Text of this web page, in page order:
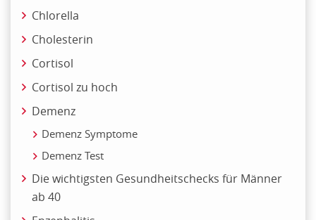
Chlorella
Cholesterin
Cortisol
Cortisol zu hoch
Demenz
Demenz Symptome
Demenz Test
Die wichtigsten Gesundheitschecks für Männer
ab 40